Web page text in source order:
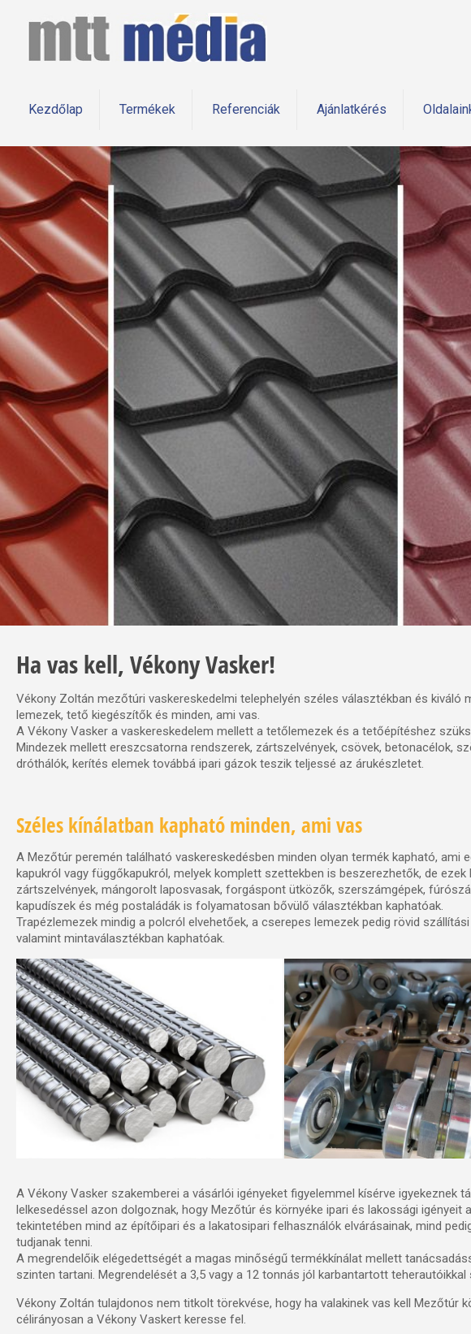
Kezdőlap Termékek Referenciák Ajánlatkérés
Ha vas kell, Vékony Vasker!
Vékony Zoltán mezőtúri vaskereskedelmi telephelyén széles választékban és
lemezek, tető kiegészítők és minden, ami vas.
A Vékony Vasker a vaskereskedelem mellett a tetőlemezek és a tetőépítéshez
Mindezek mellett ereszcsatorna rendszerek, zártszelvények, csövek, betonacélok,
dróthálók, kerítés elemek továbbá ipari gázok teszik teljessé az árukészletet.
Széles kínálatban kapható minden, ami vas
A Mezőtúr peremén található vaskereskedésben minden olyan termék kapható, ami
kapukról vagy függőkapukról, melyek komplett szettekben is beszerezhetők, de
zártszelvények, mángorolt laposvasak, forgáspont ütközők, szerszámgépek,
kapudíszek és még postaládák is folyamatosan bővülő választékban kaphatóak.
Trapézlemezek mindig a polcról elvehetőek, a cserepes lemezek pedig rövid
valamint mintaválasztékban kaphatóak.
A Vékony Vasker szakemberei a vásárlói igényeket figyelemmel kísérve igyekeznek
lelkesedéssel azon dolgoznak, hogy Mezőtúr és környéke ipari és lakossági
tekintetében mind az építőipari és a lakatosipari felhasználók elvárásainak, mind
tudjanak tenni.
A megrendelőik elégedettségét a magas minőségű termékkínálat mellett
szinten tartani. Megrendelését a 3,5 vagy a 12 tonnás jól karbantartott teherautóikkal
Vékony Zoltán tulajdonos nem titkolt törekvése, hogy ha valakinek vas kell Mezőtúr
célirányosan a Vékony Vaskert keresse fel.